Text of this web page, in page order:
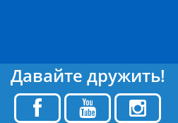
Давайте дружить!